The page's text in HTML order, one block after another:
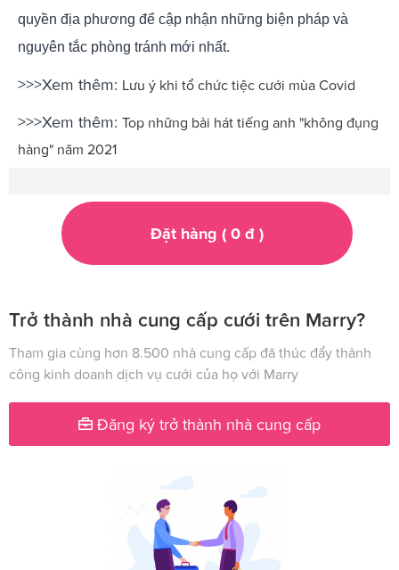
quyền địa phương để cập nhận những biện pháp và
nguyên tắc phòng tránh mới nhất.
>>>Xem thêm: Lưu ý khi tổ chức tiệc cưới mùa Covid
>>>Xem thêm: Top những bài hát tiếng anh "không đụng
hàng" năm 2021
Đặt hàng ( 0đ )
Trở thành nhà cung cấp cưới trên Marry?
Tham gia cùng hơn 8.500 nhà cung cấp đã thúc đẩy thành
công kinh doanh dịch vụ cưới của họ với Marry
Đăng ký trở thành nhà cung cấp